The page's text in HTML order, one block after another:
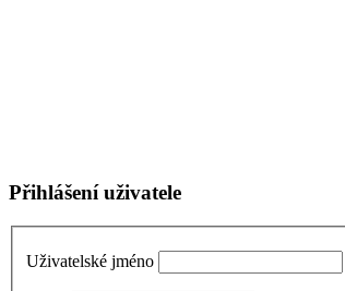
Přihlášení uživatele
Uživatelské jméno